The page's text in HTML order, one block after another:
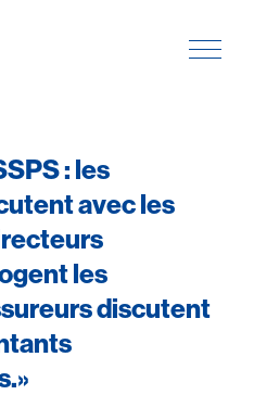
: les
avec les
les
discutent